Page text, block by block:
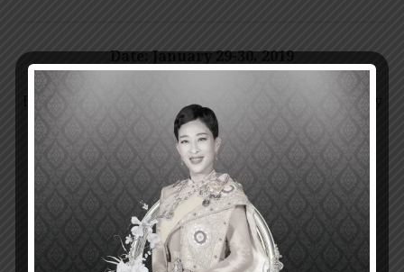
Date: January 29-30, 2019
Host: Faculty of Medicine, Chulalongkorn University
Prince Mahidol Award Youth Program Mentor
Lecture III
>> Download poster <<
สอบถามข้อมูลเพิ่มเติมที่